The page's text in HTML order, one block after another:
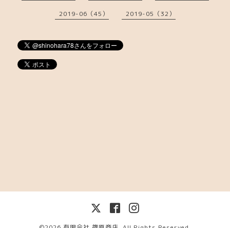
2019-06（45） 2019-05（32）